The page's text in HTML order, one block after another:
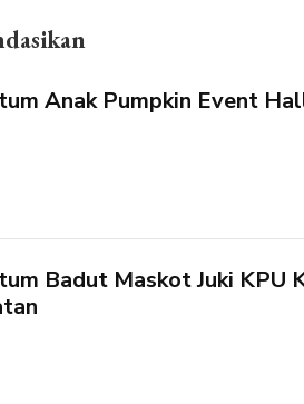
Anak Pumpkin Event
Badut Maskot Juki KPU